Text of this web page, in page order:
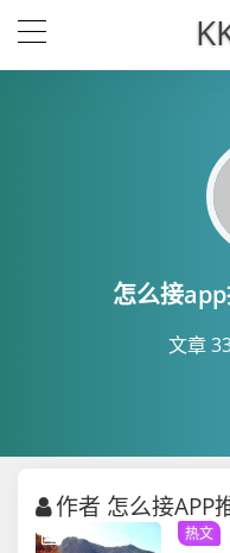
怎么接
文章
作者 怎么接APP
热文